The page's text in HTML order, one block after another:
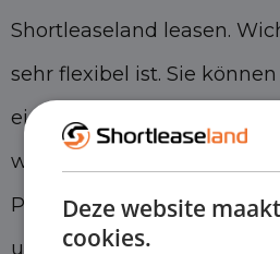
Shortleaseland leasen.
sehr flexibel ist. Sie
einem Monat kündigen.
wir die Tiefstpreisgarantie
Pkw und Nutzfahrzeuge.
unserÜber uns Seite
Deze website
cookies.